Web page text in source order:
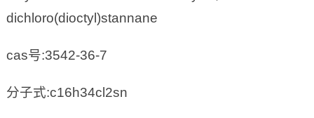
dichloro(dioctyl)stannane
cas号:3542-36-7
分子式:c16h34cl2sn